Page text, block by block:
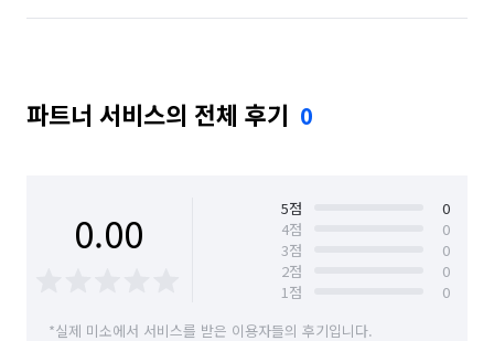
파트너 서비스의 전체 후기 0
0.00 5점
0
4점
0
3점
0
2점
0
1점
0
*실제 미소에서 서비스를 받은 이용자들의 후기입니다.